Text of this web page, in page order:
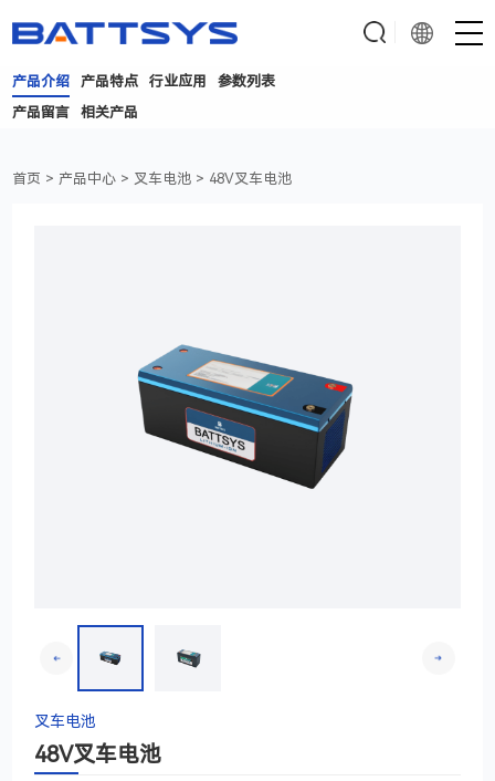
产品介绍 产品特点 行业应用
参数列表
产品留言
相关产品
首页 > 产品中心 > 叉车电池 > 48V叉车电池
叉车电池
48V叉车电池